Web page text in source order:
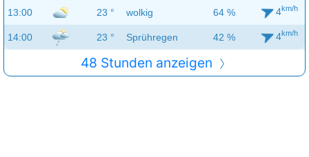
13:00 23 ° wolkig 64 % 4km/h
14:00 23 ° Sprühregen 42 % 4km/h
48 Stunden anzeigen